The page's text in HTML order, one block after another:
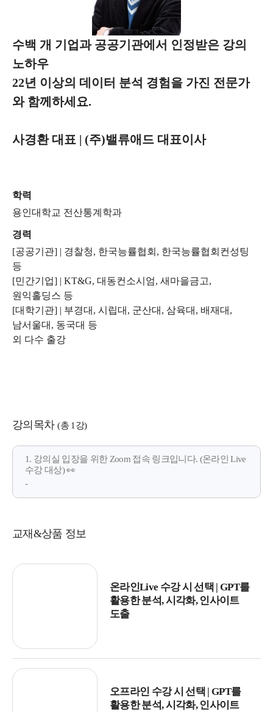
수백 개 기업과 공공기관에서 인정받은 강의
노하우
22년 이상의 데이터 분석 경험을 가진 전문가
와 함께하세요.
사경환 대표 | (주)밸류애드 대표이사
학력
용인대학교 전산통계학과
경력
[공공기관] | 경찰청, 한국능률협회, 한국능률협회컨성팅
등
[민간기업] | KT&G, 대동컨소시엄, 새마을금고,
원익홀딩스 등
[대학기관] | 부경대, 시립대, 군산대, 삼육대, 배재대,
남서울대, 동국대 등
외 다수 출강
강의목차 (총 1강)
1. 강의실 입장을 위한 Zoom 접속 링크입니다. (온라인 Live
수강 대상) 👀
-
교재&상품 정보
온라인Live 수강 시 선택 | GPT를
활용한 분석, 시각화, 인사이트
도출
오프라인 수강 시 선택 | GPT를
활용한 분석, 시각화, 인사이트